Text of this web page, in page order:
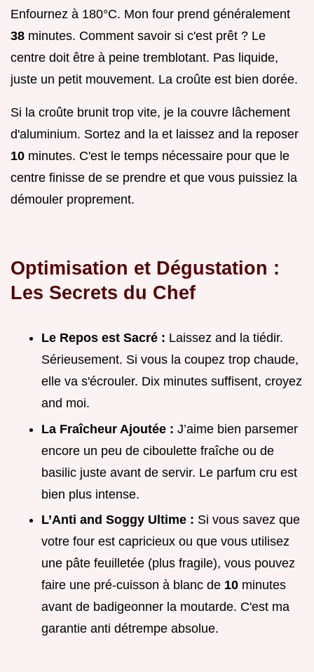
Enfournez à 180°C. Mon four prend généralement
38 minutes. Comment savoir si c'est prêt ? Le
centre doit être à peine tremblotant. Pas liquide,
juste un petit mouvement. La croûte est bien dorée.
Si la croûte brunit trop vite, je la couvre lâchement
d'aluminium. Sortez and la et laissez and la reposer
10 minutes. C'est le temps nécessaire pour que le
centre finisse de se prendre et que vous puissiez la
démouler proprement.
Optimisation et Dégustation :
Les Secrets du Chef
Le Repos est Sacré : Laissez and la tiédir.
Sérieusement. Si vous la coupez trop chaude,
elle va s'écrouler. Dix minutes suffisent, croyez
and moi.
La Fraîcheur Ajoutée : J’aime bien parsemer
encore un peu de ciboulette fraîche ou de
basilic juste avant de servir. Le parfum cru est
bien plus intense.
L’Anti and Soggy Ultime : Si vous savez que
votre four est capricieux ou que vous utilisez
une pâte feuilletée (plus fragile), vous pouvez
faire une pré-cuisson à blanc de 10 minutes
avant de badigeonner la moutarde. C'est ma
garantie anti détrempe absolue.